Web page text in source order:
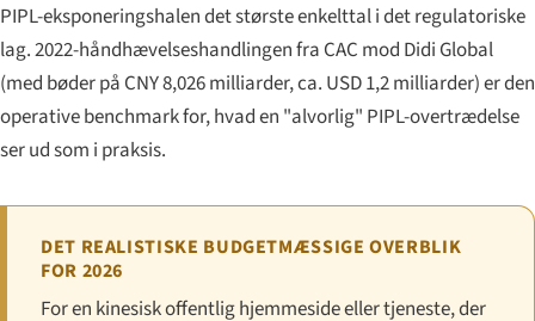
PIPL-eksponeringshalen det største enkelttal i det regulatoriske
lag. 2022-håndhævelses­handlingen fra CAC mod Didi Global
(med bøder på CNY 8,026 milliarder, ca. USD 1,2 milliarder) er den
operative benchmark for, hvad en "alvorlig" PIPL-overtrædelse
ser ud som i praksis.
DET REALISTISKE BUDGETMÆSSIGE OVERBLIK
FOR 2026
For en kinesisk offentlig hjemmeside eller tjeneste, der